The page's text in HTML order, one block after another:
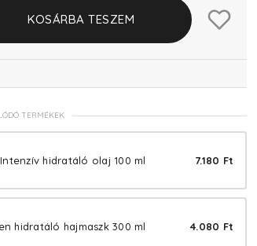
KOSÁRBA TESZEM
TERMÉKEK
hidratáló olaj 100 ml 7.180 Ft
hidratáló hajmaszk 300 ml 4.080 Ft